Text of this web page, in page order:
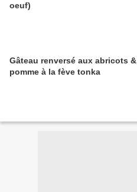
oeuf)
Gâteau renversé aux abricots &
pomme à la fève tonka